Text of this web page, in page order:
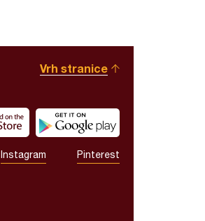
Vrh stranice
Instagram Pinterest